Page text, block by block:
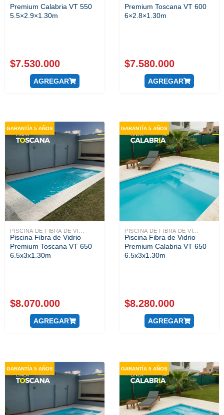
Premium Calabria VT 550
5.5×2.9×1.30m
$7.530.000
AGREGAR
Premium Toscana VT 600
6×2.8×1.30m
$7.580.000
AGREGAR
GARANTÍA 5 AÑOS
PISCINA DE FIBRA DE VI...
Piscina Fibra de Vidrio
Premium Toscana VT 650
6.5x3x1.30m
$8.070.000
AGREGAR
GARANTÍA 5 AÑOS
PISCINA DE FIBRA DE VI...
Piscina Fibra de Vidrio
Premium Calabria VT 650
6.5x3x1.30m
$8.280.000
AGREGAR
GARANTÍA 5 AÑOS GARANTÍA 5 AÑOS